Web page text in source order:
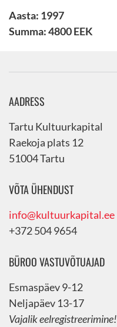
Aasta: 1997
Summa: 4800 EEK
AADRESS
Tartu Kultuurkapital
Raekoja plats 12
51004 Tartu
VÕTA ÜHENDUST
info@kultuurkapital.ee
+372 504 9654
BÜROO VASTUVÕTUAJAD
Esmaspäev 9-12
Neljapäev 13-17
Vajalik eelregistreerimine!